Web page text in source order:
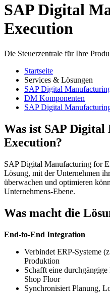
SAP Digital
Execution
Die Steuerzentrale für Ihre
Startseite
Services & Lösungen
SAP Digital
DM Komponenten
SAP Digital
Was ist SAP
Execution?
SAP Digital Manufacturing for
Lösung, mit der Unternehmen
überwachen und optimieren
Unternehmens-Ebene.
Was macht die
End-to-End Integration
Verbindet ERP-Systeme
Produktion
Schafft eine
Shop Floor
Synchronisiert Planung,